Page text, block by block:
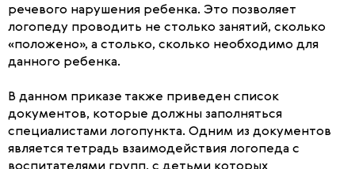
речевого нарушения ребенка. Это позволяет
логопеду проводить не столько занятий, сколько
«положено», а столько, сколько необходимо для
данного ребенка.
В данном приказе также приведен список
документов, которые должны заполняться
специалистами логопункта. Одним из документов
является тетрадь взаимодействия логопеда с